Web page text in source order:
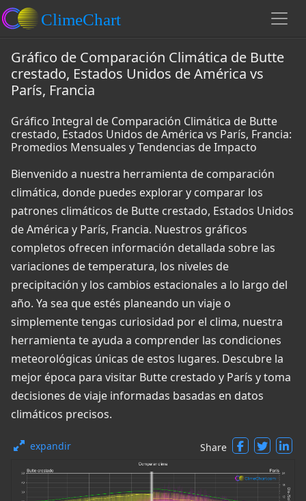
Gráfico de Comparación Climática de Butte
crestado, Estados Unidos de América vs
París, Francia
Gráfico Integral de Comparación Climática de Butte
crestado, Estados Unidos de América vs París, Francia:
Promedios Mensuales y Tendencias de Impacto
Bienvenido a nuestra herramienta de comparación
climática, donde puedes explorar y comparar los
patrones climáticos de Butte crestado, Estados Unidos
de América y París, Francia. Nuestros gráficos
completos ofrecen información detallada sobre las
variaciones de temperatura, los niveles de
precipitación y los cambios estacionales a lo largo del
año. Ya sea que estés planeando un viaje o
simplemente tengas curiosidad por el clima, nuestra
herramienta te ayuda a comprender las condiciones
meteorológicas únicas de estos lugares. Descubre la
mejor época para visitar Butte crestado y París y toma
decisiones de viaje informadas basadas en datos
climáticos precisos.
expandir Share